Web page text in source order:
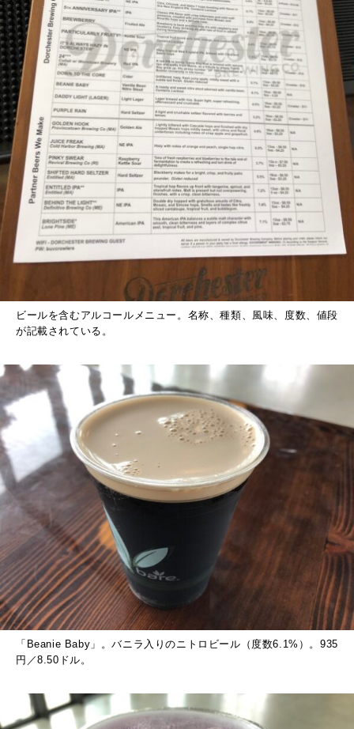
ビールを含むアルコールメニュー。名称、種類、風味、度数、値段
が記載されている。
「Beanie Baby」。バニラ入りのニトロビール（度数6.1%）。935
円／8.50ドル。